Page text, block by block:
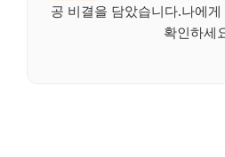
공 비결을 담았습니다.나에
확인하세